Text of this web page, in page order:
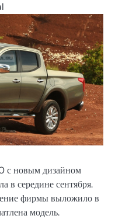
с новым дизайном
в середине сентября.
фирмы выложило в
модель.